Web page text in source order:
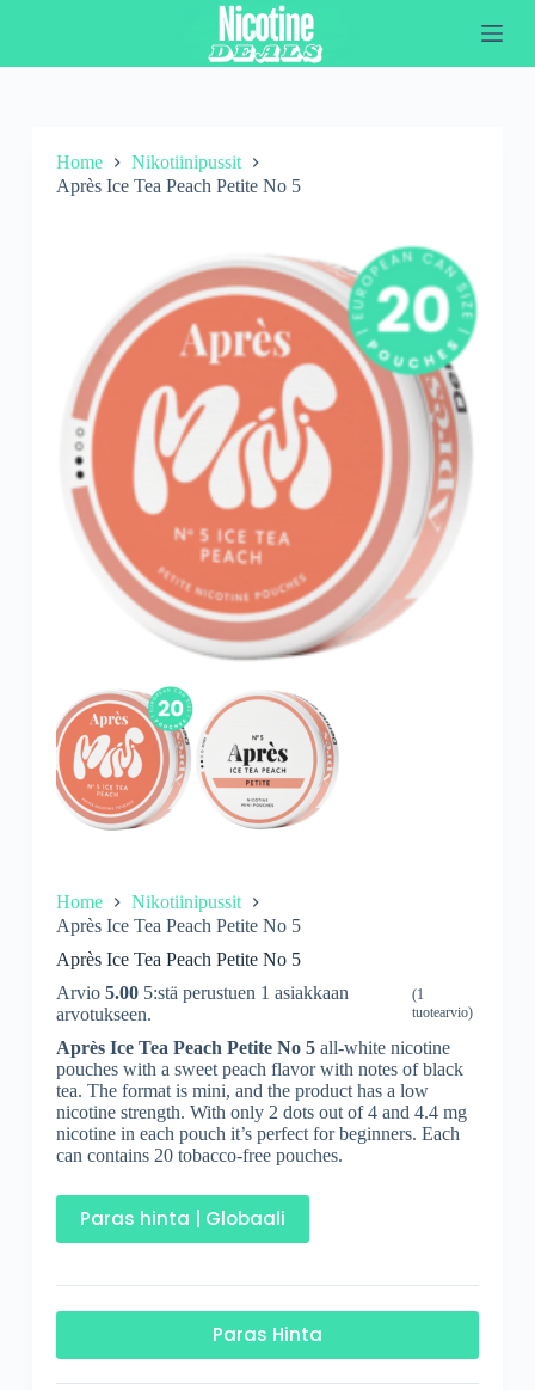
i
Home
Nikotiinipussit
Après Ice Tea Peach Petite No 5
Home
Nikotiinipussit
Après Ice Tea Peach Petite No 5
Après Ice Tea Peach Petite No 5
Arvio 5.005:stä perustuen 1 asiakkaan
arvotukseen.
(1
tuotearvio)
Après Ice Tea Peach Petite No 5 all-white nicotine
pouches with a sweet peach flavor with notes of black
tea. The format is mini, and the product has a low
nicotine strength. With only 2 dots out of 4 and 4.4 mg
nicotine in each pouch it’s perfect for beginners. Each
can contains 20 tobacco-free pouches.
Paras hinta | Globaali
Paras Hinta